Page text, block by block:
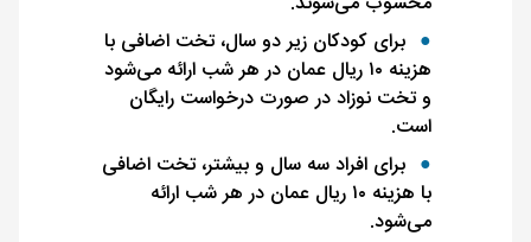
برای کودکان زیر دو سال، تخت اضافی با
هزینه ۱۰ ریال عمان در هر شب ارائه می‌شود
و تخت نوزاد در صورت درخواست رایگان
است.
برای افراد سه سال و بیشتر، تخت اضافی
با هزینه ۱۰ ریال عمان در هر شب ارائه
می‌شود.